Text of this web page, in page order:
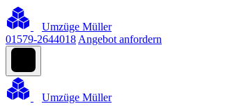
Umzüge Müller
01579-2644018 Angebot anfordern
Umzüge Müller